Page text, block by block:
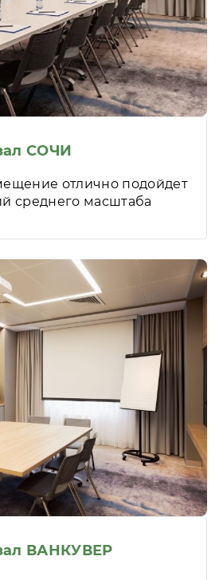
СОЧИ
отлично подойдет
среднего масштаба
ВАНКУВЕР